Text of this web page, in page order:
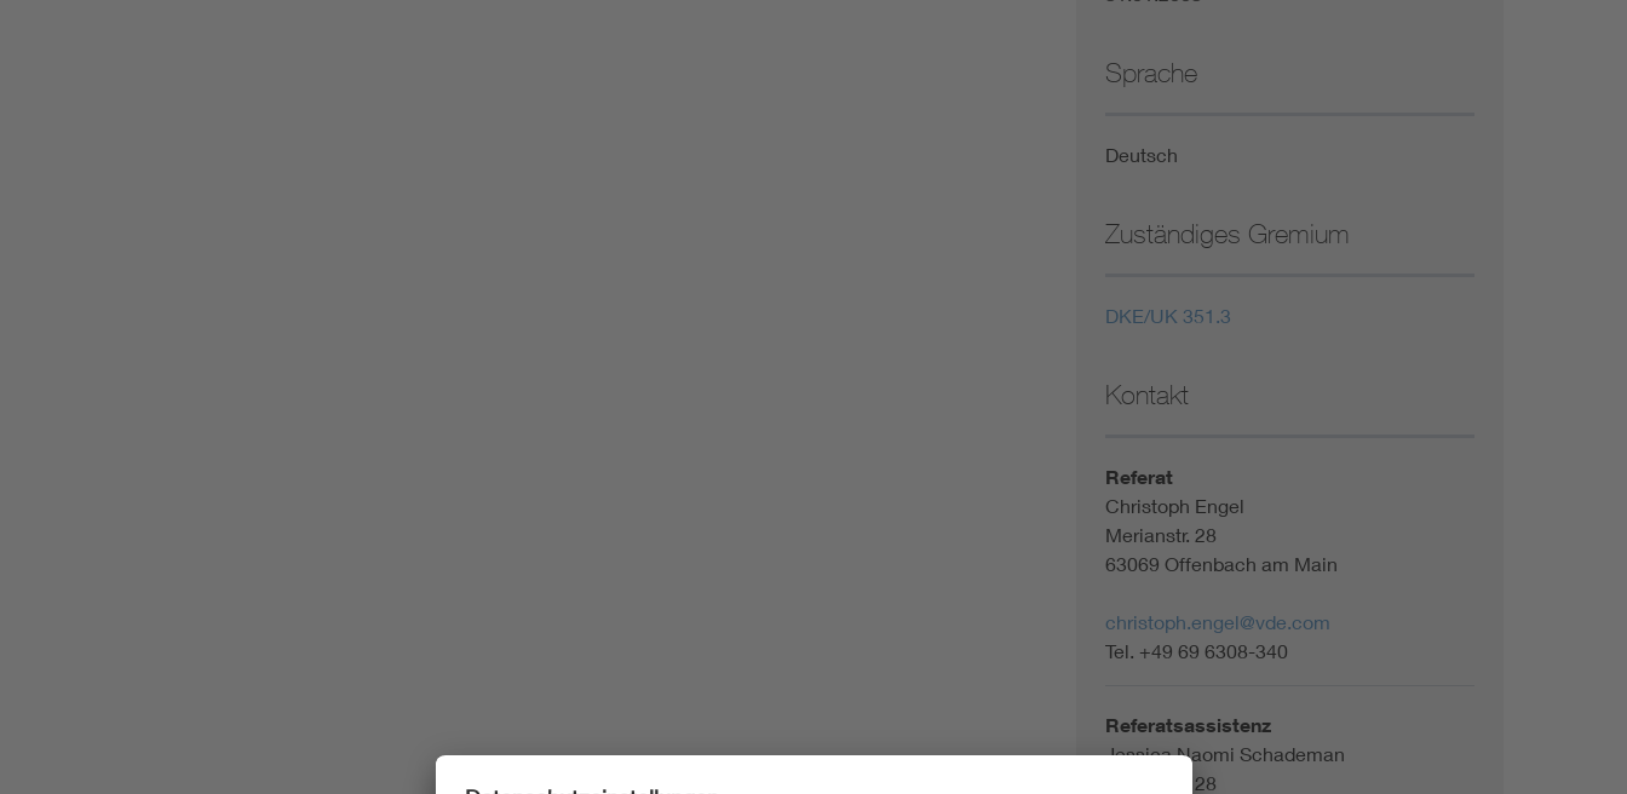
Sprache
Deutsch
Zuständiges Gremium
DKE/UK 351.3
Kontakt
Referat
Christoph Engel
Merianstr. 28
63069 Offenbach am Main
christoph.engel@vde.com
Tel. +49 69 6308-340
Referatsassistenz
Jessica Naomi Schademan
Merianstr. 28